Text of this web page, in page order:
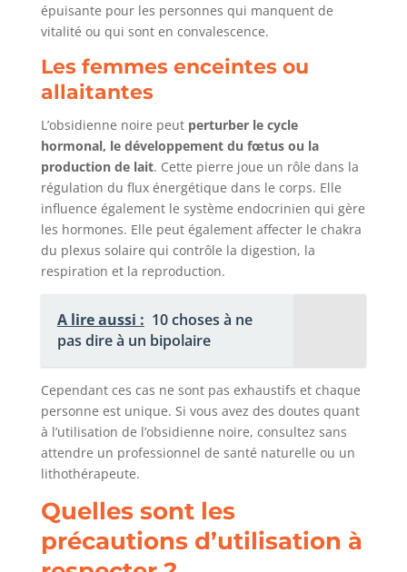
épuisante pour les personnes qui manquent de
vitalité ou qui sont en convalescence.
Les femmes enceintes ou
allaitantes
L’obsidienne noire peut perturber le cycle
hormonal, le développement du fœtus ou la
production de lait. Cette pierre joue un rôle dans la
régulation du flux énergétique dans le corps. Elle
influence également le système endocrinien qui gère
les hormones. Elle peut également affecter le chakra
du plexus solaire qui contrôle la digestion, la
respiration et la reproduction.
A lire aussi : 10 choses à ne
pas dire à un bipolaire
Cependant ces cas ne sont pas exhaustifs et chaque
personne est unique. Si vous avez des doutes quant
à l’utilisation de l’obsidienne noire, consultez sans
attendre un professionnel de santé naturelle ou un
lithothérapeute.
Quelles sont les
précautions d’utilisation à